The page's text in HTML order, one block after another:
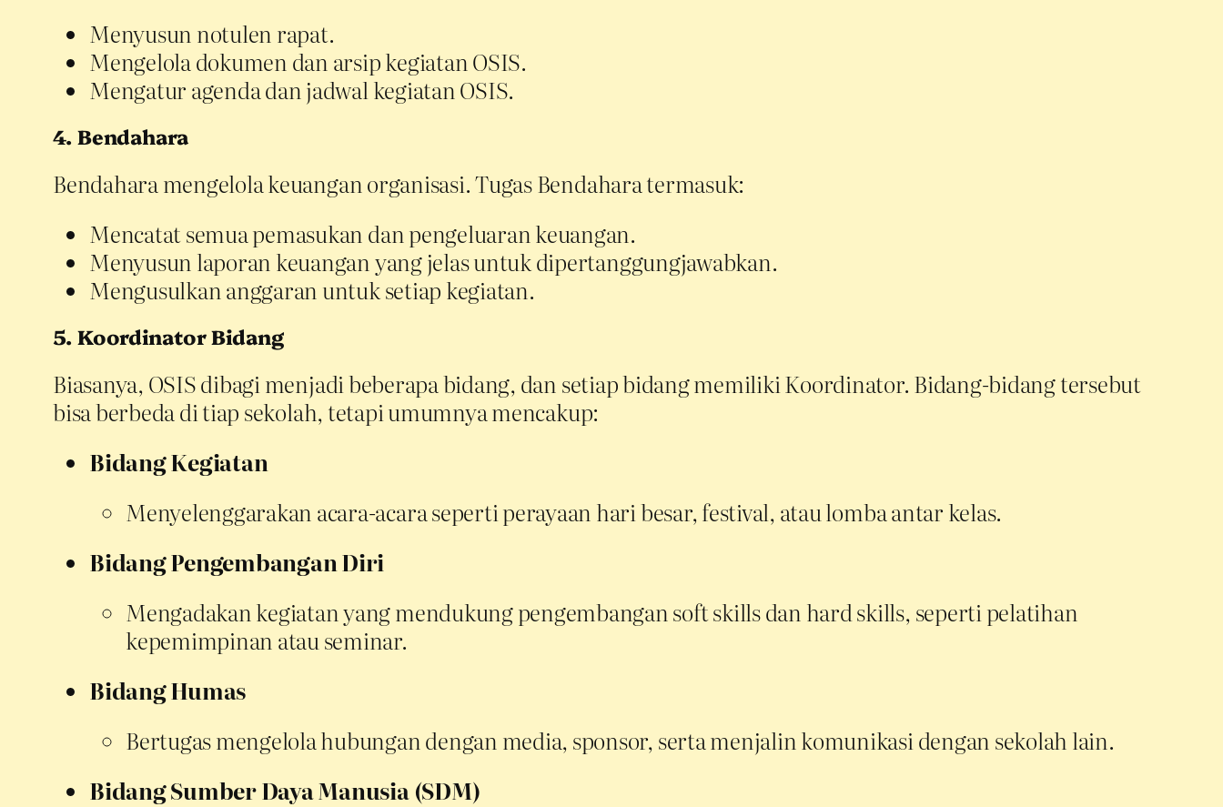
Menyusun notulen rapat.
Mengelola dokumen dan arsip kegiatan OSIS.
Mengatur agenda dan jadwal kegiatan OSIS.
4. Bendahara
Bendahara mengelola keuangan organisasi. Tugas Bendahara termasuk:
Mencatat semua pemasukan dan pengeluaran keuangan.
Menyusun laporan keuangan yang jelas untuk dipertanggungjawabkan.
Mengusulkan anggaran untuk setiap kegiatan.
5. Koordinator Bidang
Biasanya, OSIS dibagi menjadi beberapa bidang, dan setiap bidang memiliki Koordinator. Bidang-bidang tersebut
bisa berbeda di tiap sekolah, tetapi umumnya mencakup:
Bidang Kegiatan
Menyelenggarakan acara-acara seperti perayaan hari besar, festival, atau lomba antar kelas.
Bidang Pengembangan Diri
Mengadakan kegiatan yang mendukung pengembangan soft skills dan hard skills, seperti pelatihan
kepemimpinan atau seminar.
Bidang Humas
Bertugas mengelola hubungan dengan media, sponsor, serta menjalin komunikasi dengan sekolah lain.
Bidang Sumber Daya Manusia (SDM)